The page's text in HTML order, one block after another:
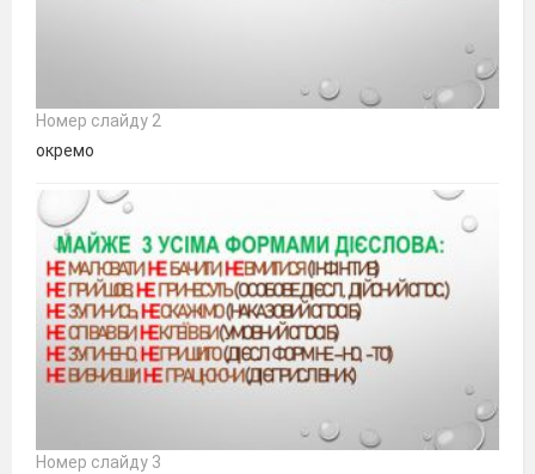
Номер слайду 2
окремо
Номер слайду 3